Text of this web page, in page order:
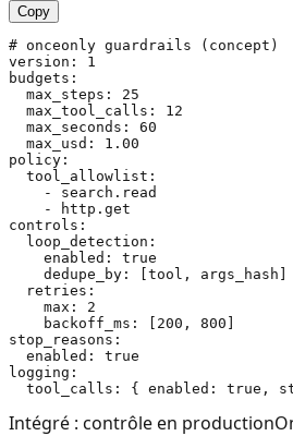
Copy
# onceonly guardrails (concept)
version: 1
budgets:
  max_steps: 25
  max_tool_calls: 12
  max_seconds: 60
  max_usd: 1.00
policy:
  tool_allowlist:
    - search.read
    - http.get
controls:
  loop_detection:
    enabled: true
    dedupe_by: [tool, args_hash]
  retries:
    max: 2
    backoff_ms: [200, 800]
stop_reasons:
  enabled: true
logging:
Intégré : contrôle en production